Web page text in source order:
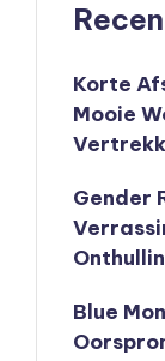
Korte
Mooie
Gender
Blue